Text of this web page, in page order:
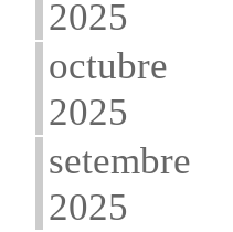
2025
octubre
2025
setembre
2025